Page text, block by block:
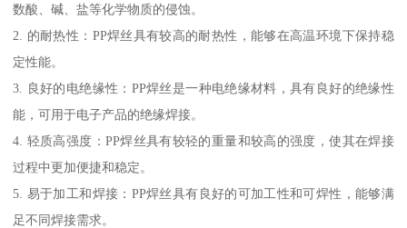
数酸、碱、盐等化学物质的侵蚀。
2. 的耐热性：PP焊丝具有较高的耐热性，能够在高温环境下保持稳
定性能。
3. 良好的电绝缘性：PP焊丝是一种电绝缘材料，具有良好的绝缘性
能，可用于电子产品的绝缘焊接。
4. 轻质高强度：PP焊丝具有较轻的重量和较高的强度，使其在焊接
过程中更加便捷和稳定。
5. 易于加工和焊接：PP焊丝具有良好的可加工性和可焊性，能够满
足不同焊接需求。